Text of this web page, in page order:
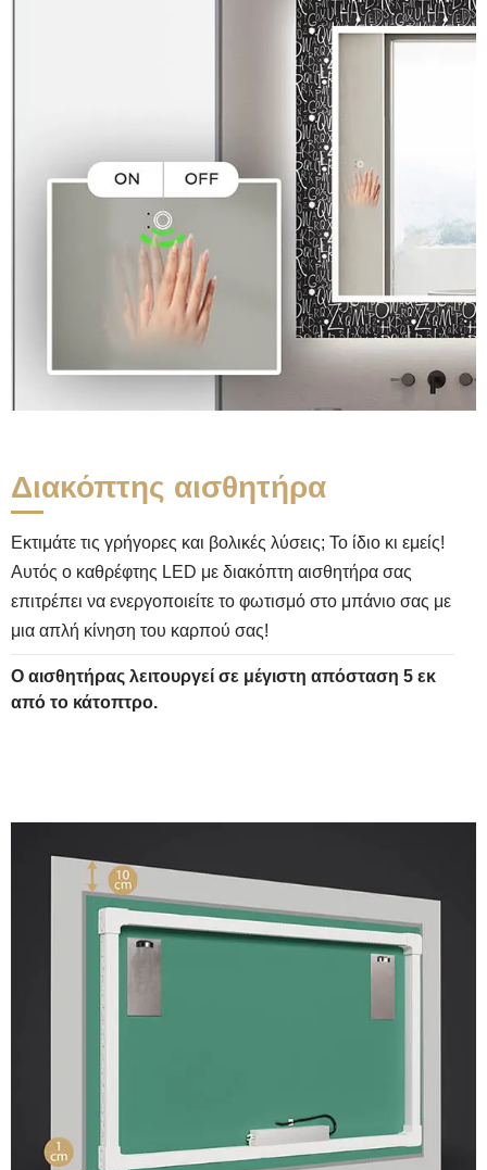
Διακόπτης αισθητήρα
Εκτιμάτε τις γρήγορες και βολικές λύσεις; Το ίδιο κι εμείς!
Αυτός ο καθρέφτης LED με διακόπτη αισθητήρα σας
επιτρέπει να ενεργοποιείτε το φωτισμό στο μπάνιο σας με
μια απλή κίνηση του καρπού σας!
Ο αισθητήρας λειτουργεί σε μέγιστη απόσταση 5 εκ
από το κάτοπτρο.